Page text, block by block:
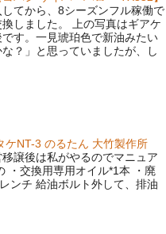
てから、8シーズンフル稼働で
しました。 上の写真はギアケ
す。一見琥珀色で新油みたい
？」と思っていましたが、し
ケNT-3 のるたん 大竹製作所
譲後は私がやるのでマニュア
・交換用専用オイル*1本 ・廃
ンチ 給油ボルト外して、排油